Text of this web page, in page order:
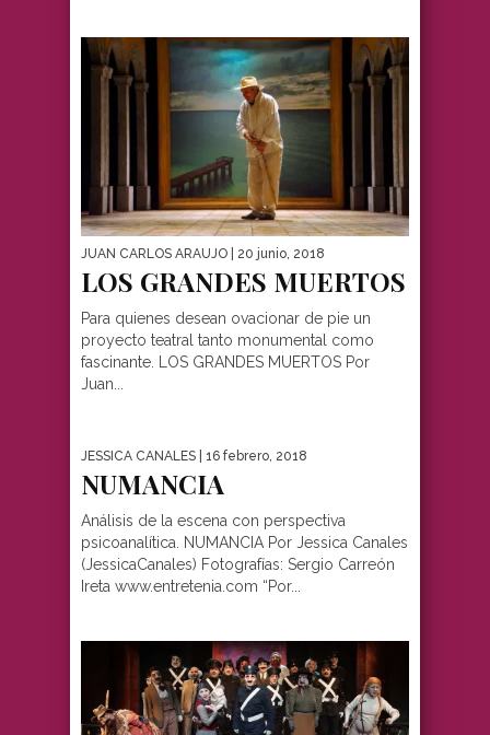
JUAN CARLOS ARAUJO | 20 junio, 2018
LOS GRANDES MUERTOS
Para quienes desean ovacionar de pie un
proyecto teatral tanto monumental como
fascinante. LOS GRANDES MUERTOS Por
Juan...
JESSICA CANALES | 16 febrero, 2018
NUMANCIA
Análisis de la escena con perspectiva
psicoanalítica. NUMANCIA Por Jessica Canales
(JessicaCanales) Fotografías: Sergio Carreón
Ireta www.entretenia.com “Por...